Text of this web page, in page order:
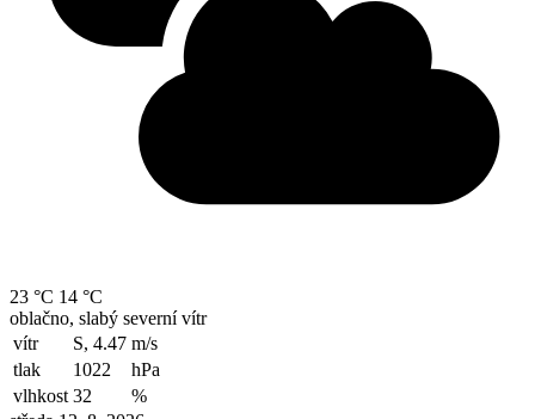
23 °C 14 °C
oblačno, slabý severní vítr
vítr
S, 4.47 m/s
tlak
1022
hPa
vlhkost 32
%